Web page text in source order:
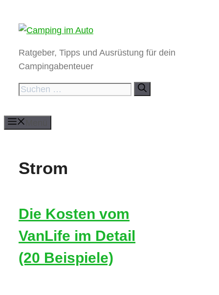
Inhalt
Ratgeber, Tipps und Ausrüstung für dein
Campingabenteuer
Suchen
Strom
Die Kosten vom
VanLife im Detail
(20 Beispiele)